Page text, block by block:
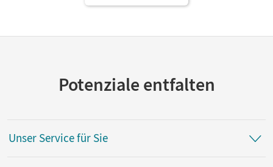
Potenziale entfalten
Unser Service für Sie